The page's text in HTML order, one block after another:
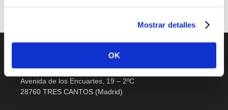
Mostrar detalles
OK
Avenida de los Encuartes, 19 – 2ºC
28760 TRES CANTOS (Madrid)